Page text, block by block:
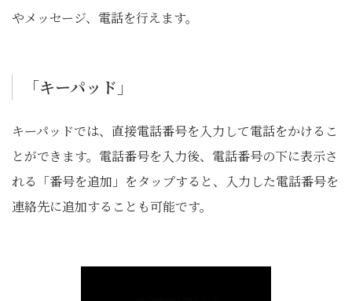
やメッセージ、電話を行えます。
「キーパッド」
キーパッドでは、直接電話番号を入力して電話をかけるこ
とができます。電話番号を入力後、電話番号の下に表示さ
れる「番号を追加」をタップすると、入力した電話番号を
連絡先に追加することも可能です。